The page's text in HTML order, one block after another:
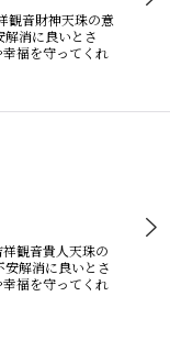
音財神天珠の意
消に良いとさ
福を守ってくれ
観音貴人天珠の
解消に良いとさ
福を守ってくれ